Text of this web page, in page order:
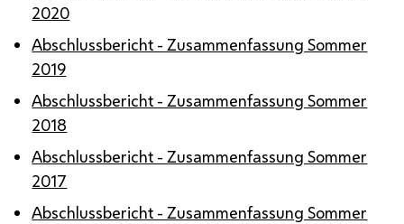
2020
Abschlussbericht - Zusammenfassung Sommer
2019
Abschlussbericht - Zusammenfassung Sommer
2018
Abschlussbericht - Zusammenfassung Sommer
2017
Abschlussbericht - Zusammenfassung Sommer